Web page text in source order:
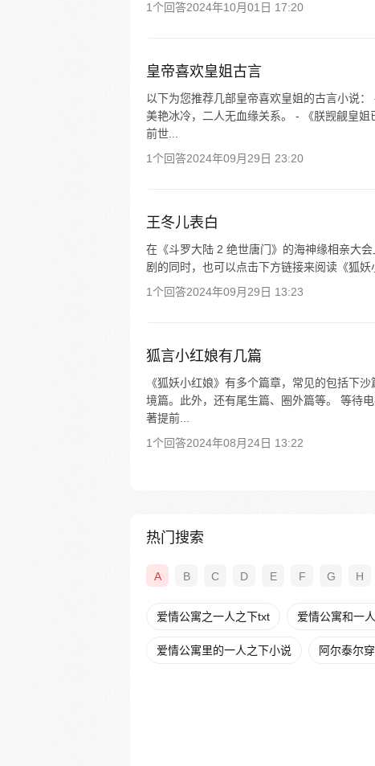
1个回答2024年10月01日 17:20
皇帝喜欢皇姐古言
以下为您推荐几部皇帝喜欢皇姐的古言小说
美艳冰冷，二人无血缘关系。 - 《朕觊觎皇姐
前世...
1个回答2024年09月29日 23:20
王冬儿表白
在《斗罗大陆 2 绝世唐门》的海神缘相亲大
剧的同时，也可以点击下方链接来阅读《狐妖
1个回答2024年09月29日 13:23
狐言小红娘有几篇
《狐妖小红娘》有多个篇章，常见的包括下
境篇。此外，还有尾生篇、圈外篇等。 等待
著提前...
1个回答2024年08月24日 13:22
热门搜索
A B C D E F G H
爱情公寓之一人之下txt 爱情公寓和一
爱情公寓里的一人之下小说 阿尔泰尔